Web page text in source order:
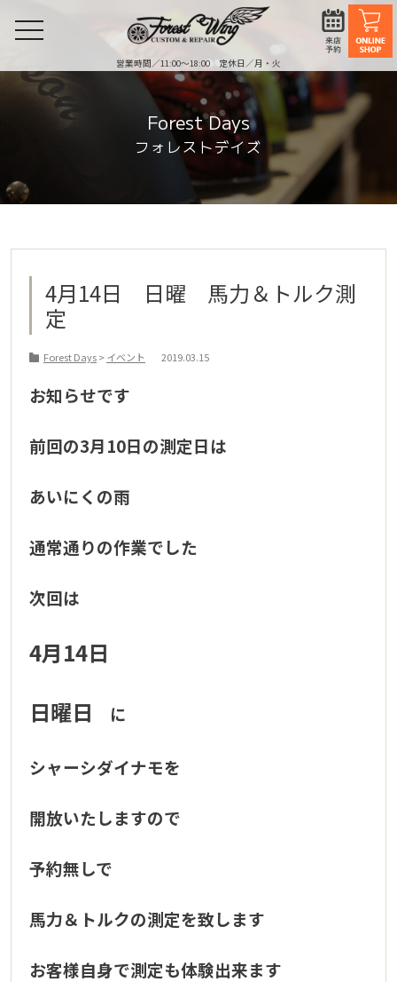
営業時間／11:00〜18:00 定休日／月・火
toggle
Forest Days
フォレストデイズ
4月14日 日曜 馬力＆トルク測
定
Forest Days>イベント 2019.03.15
お知らせです
前回の3月10日の測定日は
あいにくの雨
通常通りの作業でした
次回は
4月14日
日曜日
に
シャーシダイナモを
開放いたしますので
予約無しで
馬力＆トルクの測定を致します
お客様自身で測定も体験出来ます